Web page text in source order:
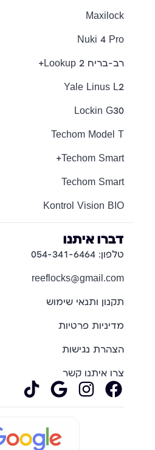
Maxilock
Nuki 4 Pro
רב-בריח Lookup 2+
Yale Linus L2
Lockin G30
Techom Model T
Techom Smart+
Techom Smart
Kontrol Vision BIO
דברו איתנו
טלפון: 054-341-6464
reeflocks@gmail.com
תקנון ותנאי שימוש
מדיניות פרטיות
הצהרת נגישות
צרו איתנו קשר